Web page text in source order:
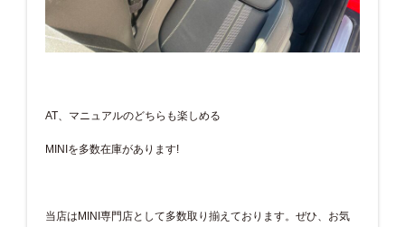
AT、マニュアルのどちらも楽しめる
MINIを多数在庫があります!
当店はMINI専門店として多数取り揃えております。ぜひ、お気